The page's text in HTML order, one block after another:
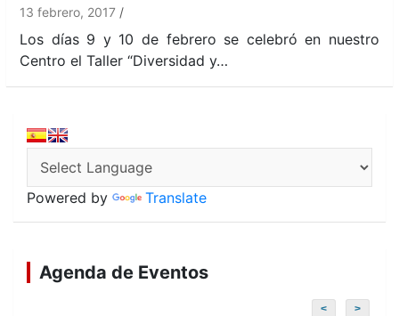
13 febrero, 2017
Los días 9 y 10 de febrero se celebró en nuestro
Centro el Taller “Diversidad y…
Powered by Translate
Agenda de Eventos
< >